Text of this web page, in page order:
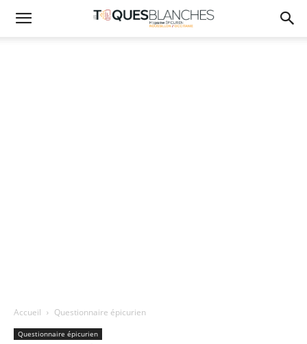
Accueil Questionnaire épicurien
Questionnaire épicurien